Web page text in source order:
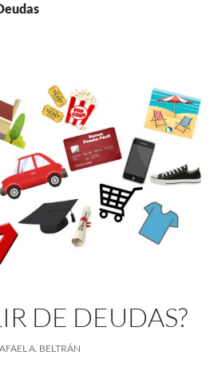
DE DEUDAS?
A. BELTRÁN